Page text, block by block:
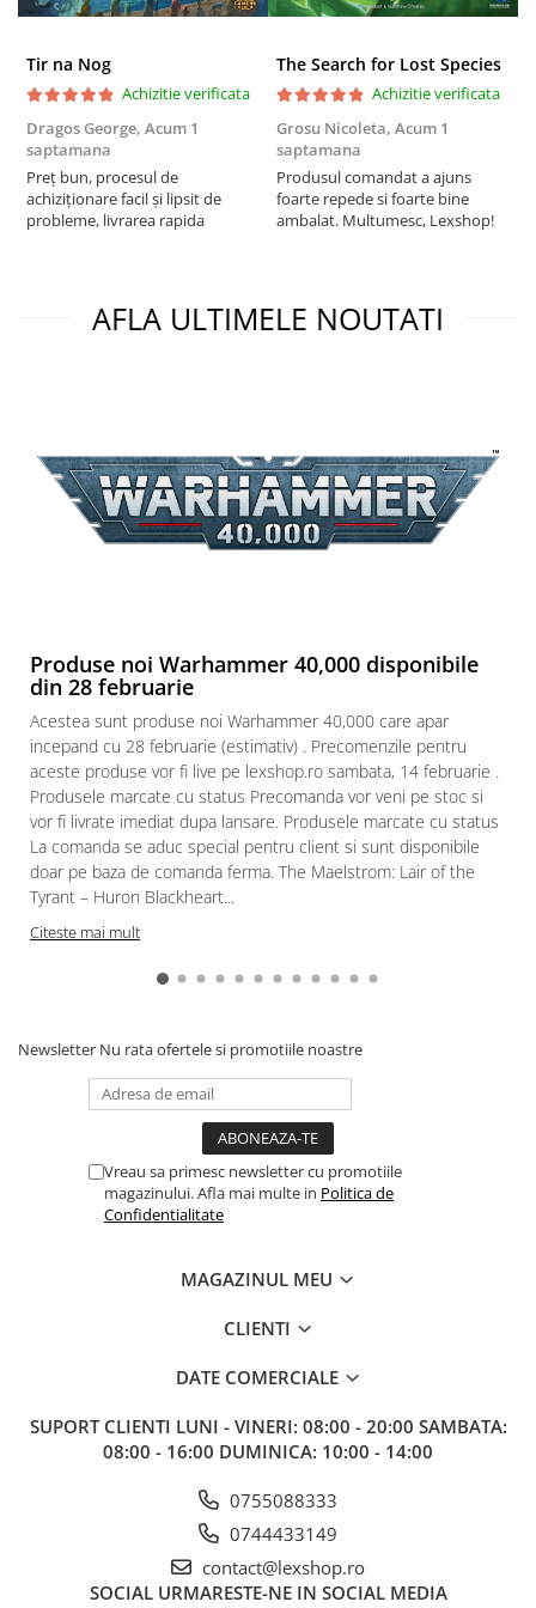
Puzzle 3D
Puzzle 8000 piese
Puzzle 150 piese
Puzzle 1000 piese fluorescent
Puzzle din lemn
Mandala
Puzzle 3 in 1
Warhammer
Warhammer 40K
Age of Sigmar
Accesorii
Figurine
Star Wars figurine
Friday The 13th
Marvel Univers
Figurine diverse
DC Univers
FUNKO POP!
Anime
Modele Revell
Figurine NECA
Nolzur
Tir na Nog
Achizitie verificata
Dragos George, Acum 1
saptamana
Preț bun, procesul de
achiziționare facil și lipsit de
probleme, livrarea rapida
The Search for Lost Species
Achizitie verificata
Grosu Nicoleta, Acum 1
saptamana
Produsul comandat a ajuns
foarte repede si foarte bine
ambalat. Multumesc, Lexshop!
AFLA ULTIMELE NOUTATI
Produse noi Warhammer 40,000 disponibile
din 28 februarie
Acestea sunt produse noi Warhammer 40,000 care apar
incepand cu 28 februarie (estimativ) . Precomenzile pentru
aceste produse vor fi live pe lexshop.ro sambata, 14 februarie .
Produsele marcate cu status Precomanda vor veni pe stoc si
vor fi livrate imediat dupa lansare. Produsele marcate cu status
La comanda se aduc special pentru client si sunt disponibile
doar pe baza de comanda ferma. The Maelstrom: Lair of the
Tyrant – Huron Blackheart...
Citeste mai mult
Newsletter Nu rata ofertele si promotiile noastre
Vreau sa primesc newsletter cu promotiile
magazinului. Afla mai multe in Politica de
Confidentialitate
MAGAZINUL MEU
CLIENTI
DATE COMERCIALE
SUPORT CLIENTI LUNI - VINERI: 08:00 - 20:00 SAMBATA:
08:00 - 16:00 DUMINICA: 10:00 - 14:00
0755088333
0744433149
contact@lexshop.ro
SOCIAL URMARESTE-NE IN SOCIAL MEDIA